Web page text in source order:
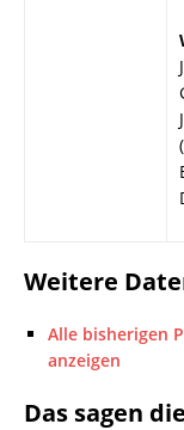
Weitere
Alle bisherigen
anzeigen
Das sagen